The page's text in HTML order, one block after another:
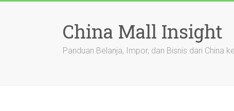
China Mall Insight
Panduan Belanja, Impor, dan Bisnis dari China